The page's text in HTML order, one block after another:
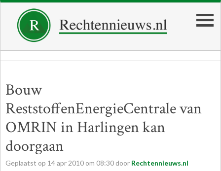
Bouw
ReststoffenEnergieCentrale van
OMRIN in Harlingen kan
doorgaan
Geplaatst op 14apr 2010 om 08:30 door Rechtennieuws.nl